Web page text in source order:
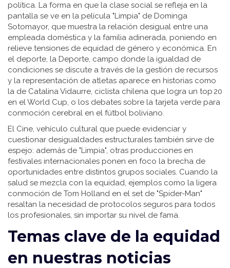
política. La forma en que la clase social se refleja en la
pantalla se ve en la película "Limpia" de Dominga
Sotomayor, que muestra la relación desigual entre una
empleada doméstica y la familia adinerada, poniendo en
relieve tensiones de equidad de género y económica. En
el deporte, la Deporte, campo donde la igualdad de
condiciones se discute a través de la gestión de recursos
y la representación de atletas aparece en historias como
la de Catalina Vidaurre, ciclista chilena que logra un top 20
en el World Cup, o los debates sobre la tarjeta verde para
conmoción cerebral en el fútbol boliviano.
El Cine, vehículo cultural que puede evidenciar y
cuestionar desigualdades estructurales también sirve de
espejo: además de "Limpia", otras producciones en
festivales internacionales ponen en foco la brecha de
oportunidades entre distintos grupos sociales. Cuando la
salud se mezcla con la equidad, ejemplos como la ligera
conmoción de Tom Holland en el set de "Spider-Man"
resaltan la necesidad de protocolos seguros para todos
los profesionales, sin importar su nivel de fama.
Temas clave de la equidad
en nuestras noticias